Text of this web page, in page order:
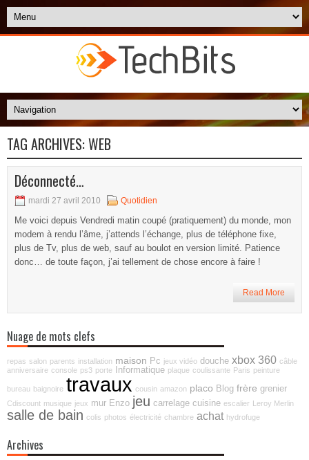
TAG ARCHIVES:WEB
Déconnecté…
mardi 27 avril 2010 Quotidien
Me voici depuis Vendredi matin coupé (pratiquement) du monde, mon
modem à rendu l’âme, j’attends l’échange, plus de téléphone fixe,
plus de Tv, plus de web, sauf au boulot en version limité. Patience
donc… de toute façon, j’ai tellement de chose encore à faire !
Read More
Nuage de mots clefs
repas salon parents installation maison Pc jeux vidéo douche xbox 360 câble
anniversaire console ps3 porte Informatique plaque coulissante Paris peinture
bureau baignoire travaux cousin amazon placo Blog frère grenier
Cdiscount musique jeux mur Enzo jeu carrelage cuisine escalier Leroy Merlin
salle de bain colis photos électricité chambre achat hydrofuge
Archives